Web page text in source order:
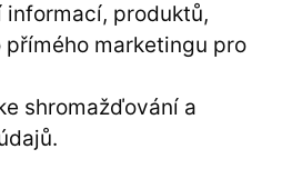
informací, produktů,
přímého marketingu pro
shromažďování a